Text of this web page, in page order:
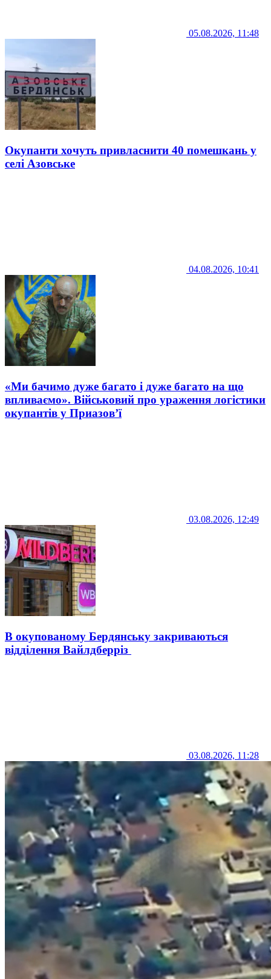
05.08.2026, 11:48
Окупанти хочуть привласнити 40 помешкань у
селі Азовське
04.08.2026, 10:41
«Ми бачимо дуже багато і дуже багато на що
впливаємо». Військовий про ураження логістики
окупантів у Приазов’ї
03.08.2026, 12:49
В окупованому Бердянську закриваються
відділення Вайлдберріз
03.08.2026, 11:28